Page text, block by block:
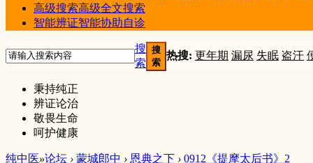
高级搜索高级全文搜索
智能辨证智能协助自诊
搜
索
搜
索
热搜: 更年期 漏尿 失眠 盗汗
秉持纯正
辨证论治
敬畏生命
呵护健康
纯中医»论坛 › 蒙城郎中 › 恩典之下 › 0912《提摩太后书》2